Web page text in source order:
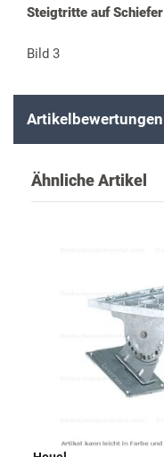
Steigtritte auf Schiefer
Bild 3
Artikelbewertungen
Ähnliche Artikel